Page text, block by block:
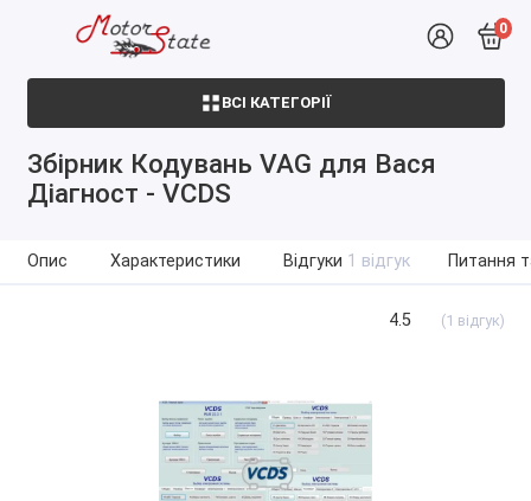
0
ВСІ КАТЕГОРІЇ
Збірник Кодувань VAG для Вася
Діагност - VCDS
Опис Характеристики Відгуки 1 відгук Питання
4.5 (1 відгук)